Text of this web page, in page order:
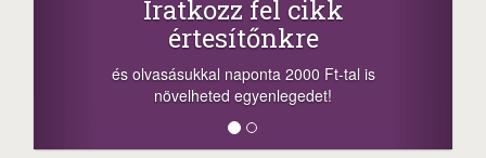
fel cikk
naponta 2000 Ft-tal is
egyenlegedet!
megosztási